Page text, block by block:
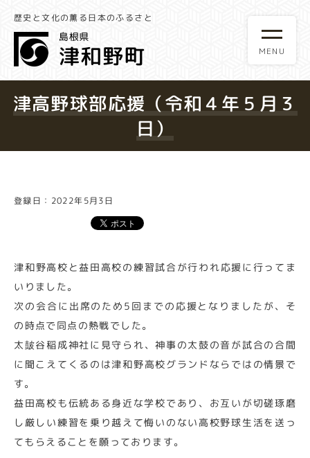
歴史と文化の薫る日本のふるさと
津高野球部応援（令和４年５月３
日）
登録日：2022年5月3日
津和野高校と益田高校の練習試合が行われ応援に行ってま
いりました。
次の会合に出席のため5回までの応援となりましたが、そ
の時点で同点の熱戦でした。
太皷谷稲成神社に見守られ、神事の太鼓の音が試合の合間
に聞こえてくるのは津和野高校グランドならではの情景で
す。
益田高校も伝統ある身近な学校であり、お互いが切磋琢磨
し厳しい練習を乗り越えて悔いのない高校野球生活を送っ
てもらえることを願っております。